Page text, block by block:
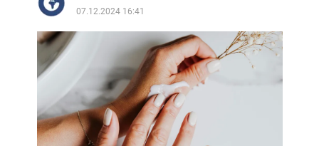
07.12.2024 16:41